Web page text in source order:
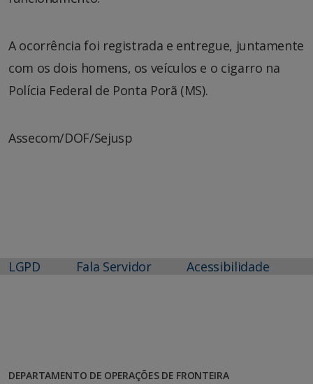
A ocorrência foi registrada e entregue, juntamente
com os dois homens, os veículos e o cigarro na
Polícia Federal de Ponta Porã (MS).
Assecom/DOF/Sejusp
LGPD Fala Servidor Acessibilidade
DEPARTAMENTO DE OPERAÇÕES DE FRONTEIRA